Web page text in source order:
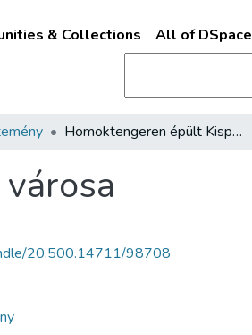
& Collections All of DSpace
Homoktengeren épült Kispest városa
20.500.14711/98708